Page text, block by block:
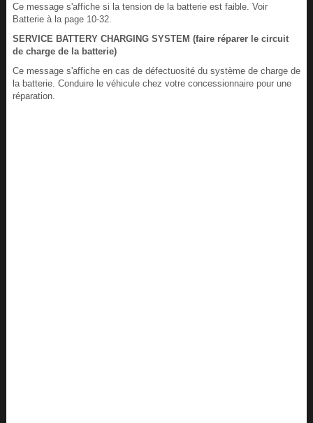
Ce message s'affiche si la tension de la batterie est faible. Voir
Batterie à la page 10-32.
SERVICE BATTERY CHARGING SYSTEM (faire réparer le circuit
de charge de la batterie)
Ce message s'affiche en cas de défectuosité du système de charge de
la batterie. Conduire le véhicule chez votre concessionnaire pour une
réparation.